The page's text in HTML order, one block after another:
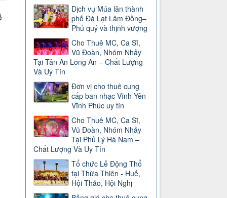
Dịch vụ Múa lân thành
phố Đà Lạt Lâm Đồng–
Phú quý và thịnh vượng
Cho Thuê MC, Ca Sĩ,
Vũ Đoàn, Nhóm Nhảy
Tại Tân An Long An – Chất Lượng
Và Uy Tín
Đơn vị cho thuê cung
cấp ban nhạc Vĩnh Yên
Vĩnh Phúc uy tín
Cho Thuê MC, Ca Sĩ,
Vũ Đoàn, Nhóm Nhảy
Tại Phủ Lý Hà Nam –
Chất Lượng Và Uy Tín
Tổ chức Lễ Động Thổ
tại Thừa Thiên - Huế,
Hội Thảo, Hội Nghị